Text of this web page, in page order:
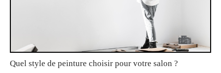
Quel style de peinture choisir pour votre salon ?